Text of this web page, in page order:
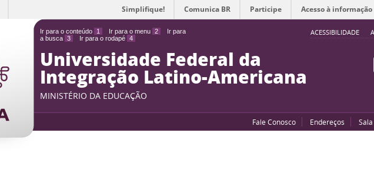
Ir para o conteúdo 1 Ir para o menu 2
Ir para
a busca 3 Ir para o rodapé 4
ACESSIBILIDADE
Simplifique! Comunica BR Participe Acesso à informação
Universidade Federal da
Integração Latino-Americana
MINISTÉRIO DA EDUCAÇÃO
Fale Conosco Endereços